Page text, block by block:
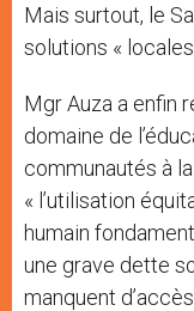
Mais surtout, le
solutions «
Mgr Auza a enfin
domaine de
communautés à
« l’utilisation
humain
une grave dette
manquent